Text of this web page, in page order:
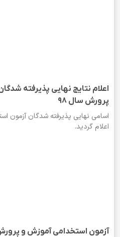
اعلام نتایج نهايی پذيرفته
پرورش سال 98
اعلام گردید.
آزمون استخدامی آموزش و